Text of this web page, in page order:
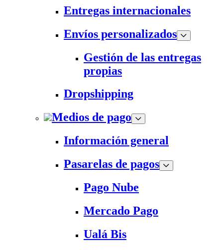
Entregas internacionales
Envíos personalizados
Gestión de las entregas
propias
Dropshipping
Medios de pago
Información general
Pasarelas de pagos
Pago Nube
Mercado Pago
Ualá Bis